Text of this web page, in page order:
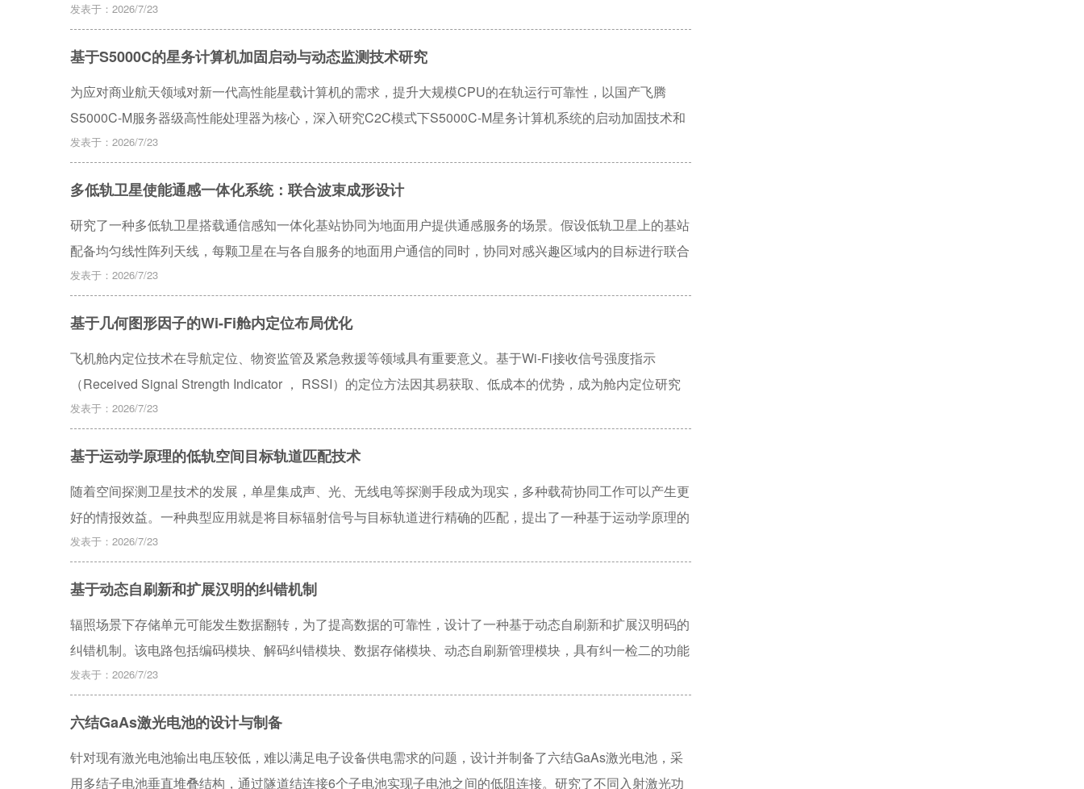
对FPGA星上图像处理的效率和实时性发挥着至关重要的作用。星敏感器算法参数量大，计算过程复杂，占用
较多的存储资源和FPGA硬件资源，而传统的三模冗余（TMR）加固工具对星上算法模块的支持力度低，不分
重点，资源消耗高，性能削弱大难以满足当前的任务需求。提出了一种基于高级综合约束的星敏感器图像
FPGA加固技术，高级综合（HLS）约束可对FPGA进行功能系统级加固，根据系统和算法原理关注等级进行
局部加固设计，有效降低了逻辑复杂的FPGA加固的时间成本及资源成本。
发表于：2026/7/23
基于S5000C的星务计算机加固启动与动态监测技术研究
为应对商业航天领域对新一代高性能星载计算机的需求，提升大规模CPU的在轨运行可靠性，以国产飞腾
S5000C-M服务器级高性能处理器为核心，深入研究C2C模式下S5000C-M星务计算机系统的启动加固技术和
基于RAS的动态监测技术，研制基于双CPU模式的高性能信息处理平台。分析了S5000C-M处理器在自主创
新、高性能计算及安全特性方面的优势，详细设计了S5000C星务计算机从硬件到软件的启动加固措施，包括
构建高可靠启动链、安全存储分区、固件完整性校验等关键技术。完成基于RAS架构的动态监测设计，验证了
处理器内存错误、总线传输异常、故障隔离等关键指标的监测方法，对新一代高性能处理器在商业航天领域的
应用具有重要指导意义。
发表于：2026/7/23
多低轨卫星使能通感一体化系统：联合波束成形设计
研究了一种多低轨卫星搭载通信感知一体化基站协同为地面用户提供通感服务的场景。假设低轨卫星上的基站
配备均匀线性阵列天线，每颗卫星在与各自服务的地面用户通信的同时，协同对感兴趣区域内的目标进行联合
感知。在这种场景下，论文的目标是通过联合设计多低轨卫星的波束成形方案，最大化目标区域内的最小检测
概率，同时确保地面用户处的信干噪比约束以及卫星最大发射功率约束。由于卫星的多天线配置，该优化问题
具有高度的非凸性。为此，提出了一种基于半正定松弛的优化算法来获得高质量解。最后，通过数值仿真的方
式验证了所提方案相较于其他方案的性能优势，这表明了所提发射波束成形联合设计方案能够有效平衡通信和
感知性能间的权衡。
发表于：2026/7/23
基于几何图形因子的Wi-Fi舱内定位布局优化
飞机舱内定位技术在导航定位、物资监管及紧急救援等领域具有重要意义。基于Wi-Fi接收信号强度指示
（Received Signal Strength Indicator ， RSSI）的定位方法因其易获取、低成本的优势，成为舱内定位研究
的重要方向。其中，基于RSSI与距离衰减模型的定位方法操作简单、可移植性强，但定位精度仍有提升空
间。针对该方法展开研究，提出一种面向几何图形因子的接入点（Access Point， AP）布局优化方法。通过
分析测距误差与几何精度因子的传播关系，建立定位误差的优化模型，推导其解析表达式，并利用改进的
Rosen梯度投影法在矩形舱内空间中求得不同AP数量下的最优布局。实验结果表明，所提优化方法能有效降
低几何图形因子的影响，进而提高定位精度，为舱内定位系统的部署提供理论依据和优化策略。
发表于：2026/7/23
基于运动学原理的低轨空间目标轨道匹配技术
随着空间探测卫星技术的发展，单星集成声、光、无线电等探测手段成为现实，多种载荷协同工作可以产生更
好的情报效益。一种典型应用就是将目标辐射信号与目标轨道进行精确的匹配，提出了一种基于运动学原理的
低轨空间目标轨道匹配技术，即利用搭载的光学成像设备确定的目标卫星轨道和己方观测卫星星历数据，结合
无线电设备截获的单通道信号采集数据，完成目标辐射信号与目标轨道的匹配。仿真测试结果表明该方法在一
定程度上解决了图像目标情报和信号目标情报的关联问题。
发表于：2026/7/23
基于动态自刷新和扩展汉明的纠错机制
辐照场景下存储单元可能发生数据翻转，为了提高数据的可靠性，设计了一种基于动态自刷新和扩展汉明码的
纠错机制。该电路包括编码模块、解码纠错模块、数据存储模块、动态自刷新管理模块，具有纠一检二的功能
以及较低的动态功耗。采用Verilog硬件描述语言实现并搭建了仿真验证系统，仿真结果表明，该纠错机制能够
有效纠正单比特错误、检测上报双比特错误，提高了存储单元的可靠性。该机制在本公司研发的交换芯片中大
量应用，通过了辐照翻转实验，验证了该机制的有效性。
发表于：2026/7/23
六结GaAs激光电池的设计与制备
针对现有激光电池输出电压较低，难以满足电子设备供电需求的问题，设计并制备了六结GaAs激光电池，采
用多结子电池垂直堆叠结构，通过隧道结连接6个子电池实现子电池之间的低阻连接。研究了不同入射激光功